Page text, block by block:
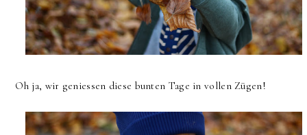
Oh ja, wir geniessen diese bunten Tage in vollen Zügen!